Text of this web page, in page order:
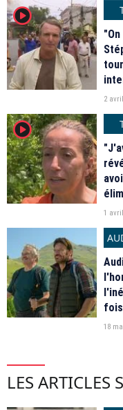
player2
2
player2
1
18
LES ARTICLES